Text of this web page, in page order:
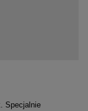
Specjalnie